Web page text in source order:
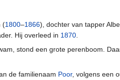
(1800–1866), dochter van tapper
Hij overleed in 1870
stond een grote perenboom.
de familienaam Poor, volgens een